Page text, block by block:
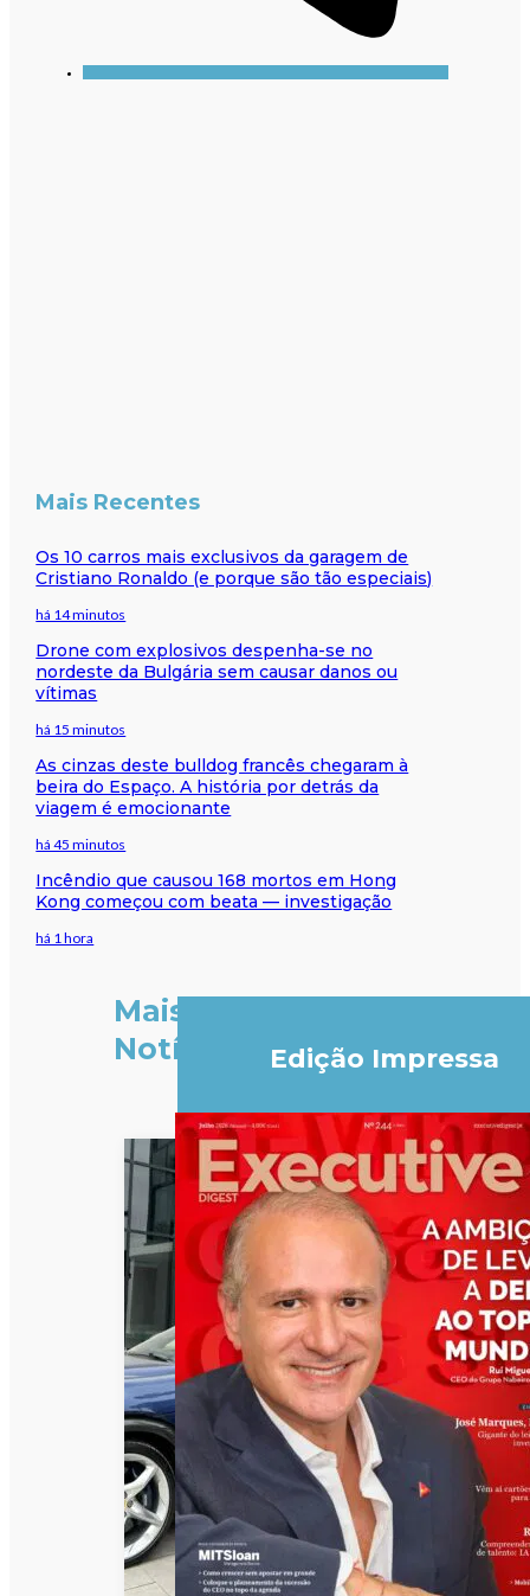
Mais Recentes
Os 10 carros mais exclusivos da garagem de
Cristiano Ronaldo (e porque são tão especiais)
há 14 minutos
Drone com explosivos despenha-se no
nordeste da Bulgária sem causar danos ou
vítimas
há 15 minutos
As cinzas deste bulldog francês chegaram à
beira do Espaço. A história por detrás da
viagem é emocionante
há 45 minutos
Incêndio que causou 168 mortos em Hong
Kong começou com beata — investigação
há 1 hora
Mais
Notícias
Edição Impressa